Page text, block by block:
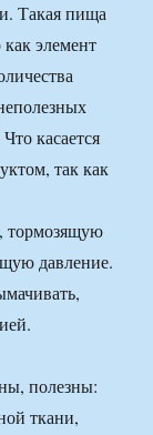
Такая пища
элемент
касается
так как
тормозящую
давление.
полезны:
ткани,